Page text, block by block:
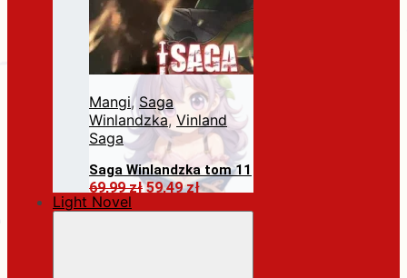
Mangi, Saga
Winlandzka, Vinland
Saga
Saga Winlandzka tom 11
69,99złPierwotna
59,49złAktualna
Dodaj do koszyka
Light Novel